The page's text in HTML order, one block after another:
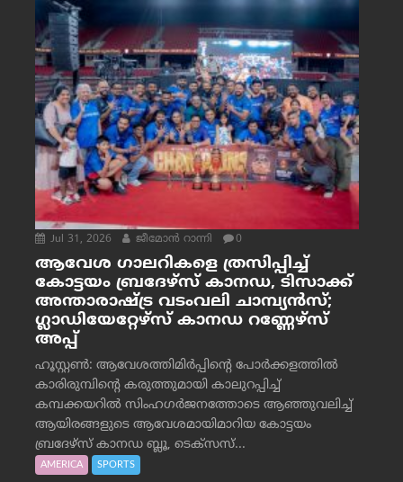
Jul 31, 2026 ജീമോന്‍ റാന്നി 0
ആവേശ ഗാലറികളെ ത്രസിപ്പിച്ച്
കോട്ടയം ബ്രദേഴ്‌സ് കാനഡ, ടിസാക്ക്
അന്താരാഷ്ട്ര വടംവലി ചാമ്പ്യന്‍സ്;
ഗ്ലാഡിയേറ്റേഴ്‌സ് കാനഡ റണ്ണേഴ്‌സ്
അപ്പ്
ഹൂസ്റ്റണ്‍: ആവേശത്തിമിര്‍പ്പിന്റെ പോര്‍ക്കളത്തില്‍
കാരിരുമ്പിന്റെ കരുത്തുമായി കാലുറപ്പിച്ച്
കമ്പക്കയറില്‍ സിംഹഗര്‍ജനത്തോടെ ആഞ്ഞുവലിച്ച്
ആയിരങ്ങളുടെ ആവേശമായിമാറിയ കോട്ടയം
ബ്രദേഴ്‌സ് കാനഡ ബ്ലൂ, ടെക്‌സസ്...
AMERICA SPORTS